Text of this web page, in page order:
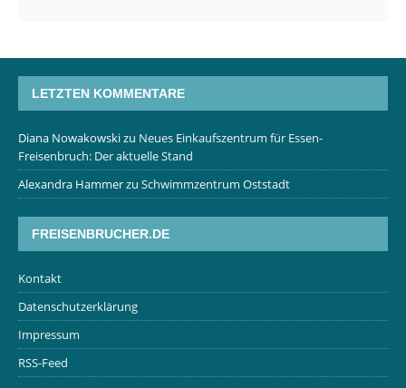
LETZTEN KOMMENTARE
Diana Nowakowskizu Neues Einkaufszentrum für Essen-
Freisenbruch: Der aktuelle Stand
Alexandra Hammerzu Schwimmzentrum Oststadt
FREISENBRUCHER.DE
Kontakt
Datenschutzerklärung
Impressum
RSS-Feed